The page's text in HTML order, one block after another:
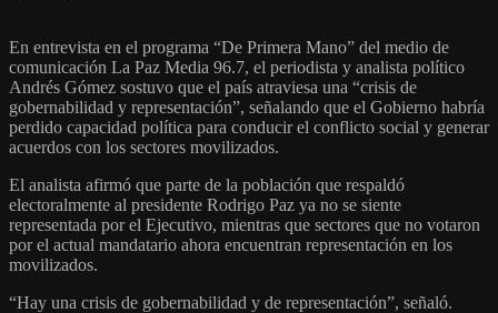
En entrevista en el programa “De Primera Mano” del medio de
comunicación La Paz Media 96.7, el periodista y analista político
Andrés Gómez sostuvo que el país atraviesa una “crisis de
gobernabilidad y representación”, señalando que el Gobierno habría
perdido capacidad política para conducir el conflicto social y generar
acuerdos con los sectores movilizados.
El analista afirmó que parte de la población que respaldó
electoralmente al presidente Rodrigo Paz ya no se siente
representada por el Ejecutivo, mientras que sectores que no votaron
por el actual mandatario ahora encuentran representación en los
movilizados.
“Hay una crisis de gobernabilidad y de representación”, señaló.